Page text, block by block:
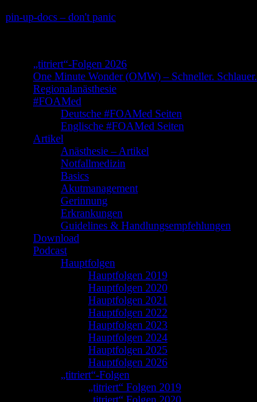
Skip
pin-up-docs – don't panic
„titriert“-Folgen 2026
One Minute Wonder (OMW) – Schneller. Schlauer.
Regionalanästhesie
#FOAMed
Deutsche #FOAMed Seiten
Englische #FOAMed Seiten
Artikel
Anästhesie – Artikel
Notfallmedizin
Basics
Akutmanagement
Gerinnung
Erkrankungen
Guidelines & Handlungsempfehlungen
Download
Podcast
Hauptfolgen
Hauptfolgen 2019
Hauptfolgen 2020
Hauptfolgen 2021
Hauptfolgen 2022
Hauptfolgen 2023
Hauptfolgen 2024
Hauptfolgen 2025
Hauptfolgen 2026
„titriert“-Folgen
„titriert“ Folgen 2019
„titriert“ Folgen 2020